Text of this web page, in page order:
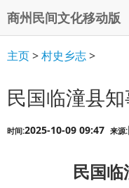
商州民间文化移动版
主页>村史乡志>
民国临潼县
时间:2025-10-09 09:47 来源:
民国